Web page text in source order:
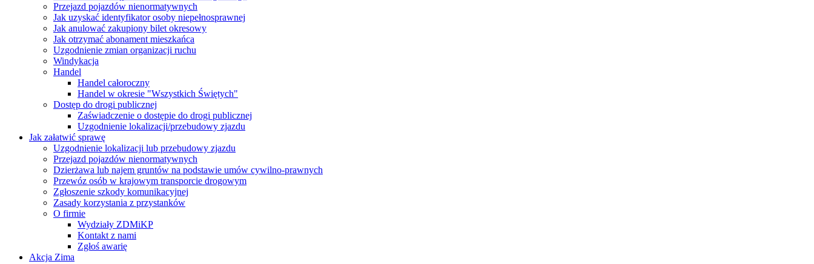
Przejazd pojazdów nienormatywnych
Jak uzyskać identyfikator osoby niepełnosprawnej
Jak anulować zakupiony bilet okresowy
Jak otrzymać abonament mieszkańca
Uzgodnienie zmian organizacji ruchu
Windykacja
Handel
Handel całoroczny
Handel w okresie "Wszystkich Świętych"
Dostęp do drogi publicznej
Zaświadczenie o dostępie do drogi publicznej
Uzgodnienie lokalizacji/przebudowy zjazdu
Jak załatwić sprawę
Uzgodnienie lokalizacji lub przebudowy zjazdu
Przejazd pojazdów nienormatywnych
Dzierżawa lub najem gruntów na podstawie umów cywilno-prawnych
Przewóz osób w krajowym transporcie drogowym
Zgłoszenie szkody komunikacyjnej
Zasady korzystania z przystanków
O firmie
Wydziały ZDMiKP
Kontakt z nami
Zgłoś awarię
Akcja Zima